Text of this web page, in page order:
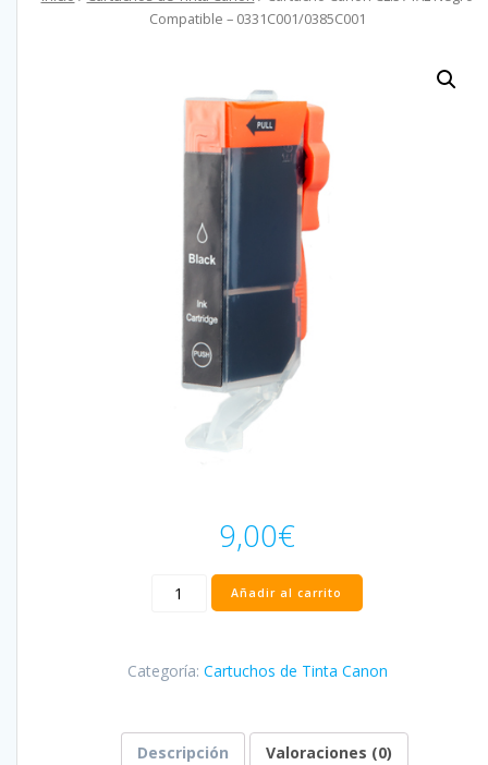
Compatible – 0331C001/0385C001
9,00€
Cartucho
Canon
Compatible
cantidad
Añadir al carrito
Categoría: Cartuchos de Tinta Canon
Descripción Valoraciones (0)